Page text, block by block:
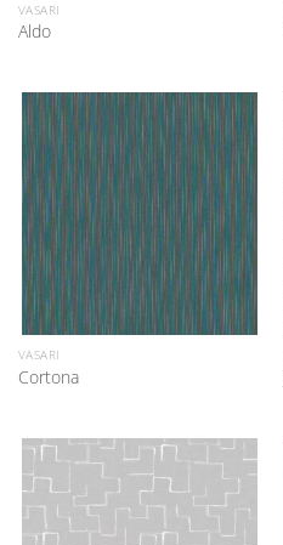
VASARI
Aldo
VASARI
Cortona